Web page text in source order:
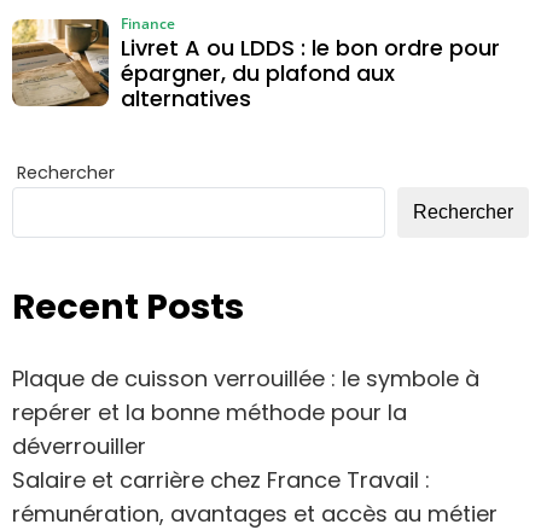
Livret A ou LDDS : le bon ordre pour
épargner, du plafond aux
alternatives
Finance
Rechercher
Rechercher
Recent Posts
Plaque de cuisson verrouillée : le symbole à
repérer et la bonne méthode pour la
déverrouiller
Salaire et carrière chez France Travail :
rémunération, avantages et accès au métier